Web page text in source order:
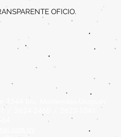
OFICIO.
3544 bis, Montevideo-Uruguay
/ 2624-2460 / 2622-1041